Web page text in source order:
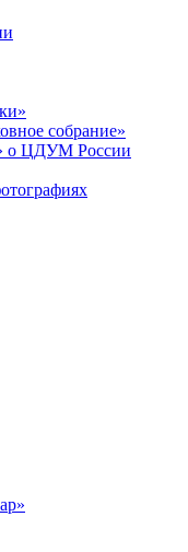
собрание»
о ЦДУМ России